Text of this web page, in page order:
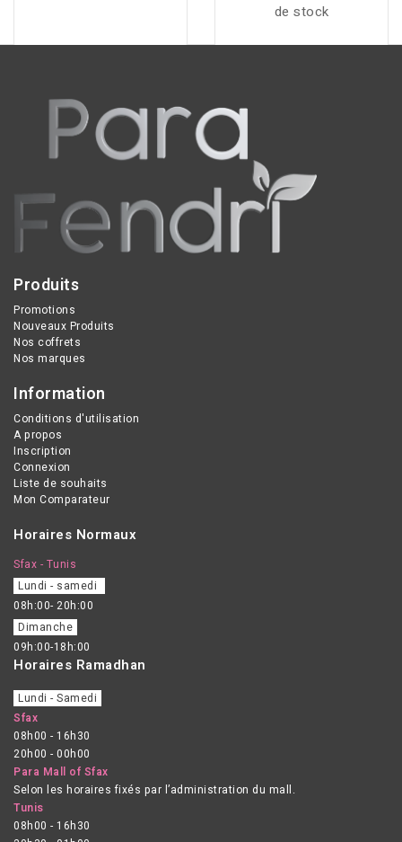
de stock
Produits
Promotions
Nouveaux Produits
Nos coffrets
Nos marques
Information
Conditions d'utilisation
A propos
Inscription
Connexion
Liste de souhaits
Mon Comparateur
Horaires Normaux
Sfax - Tunis
Lundi - samedi
08h:00- 20h:00
Dimanche
09h:00-18h:00
Horaires Ramadhan
Lundi - Samedi
Sfax
08h00 - 16h30
20h00 - 00h00
Para Mall of Sfax
Selon les horaires fixés par l’administration du mall.
Tunis
08h00 - 16h30